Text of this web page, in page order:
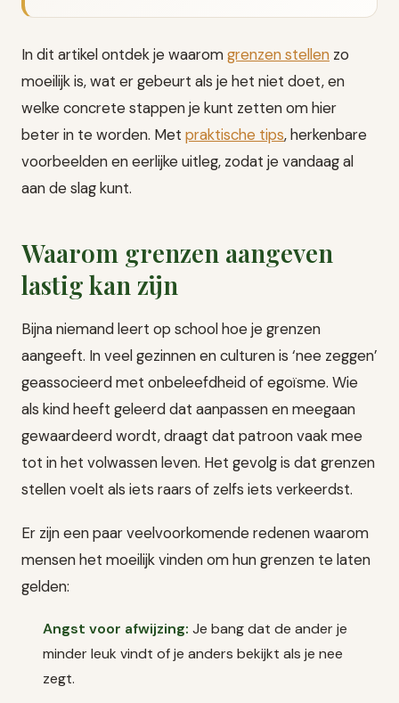
In dit artikel ontdek je waaromgrenzen stellen zo
moeilijk is, wat er gebeurt als je het niet doet, en
welke concrete stappen je kunt zetten om hier
beter in te worden. Met praktische tips, herkenbare
voorbeelden en eerlijke uitleg, zodat je vandaag al
aan de slag kunt.
Waarom grenzen aangeven
lastig kan zijn
Bijna niemand leert op school hoe je grenzen
aangeeft. In veel gezinnen en culturen is ‘nee zeggen’
geassocieerd met onbeleefdheid of egoïsme. Wie
als kind heeft geleerd dat aanpassen en meegaan
gewaardeerd wordt, draagt dat patroon vaak mee
tot in het volwassen leven. Het gevolg is dat grenzen
stellen voelt als iets raars of zelfs iets verkeerdst.
Er zijn een paar veelvoorkomende redenen waarom
mensen het moeilijk vinden om hun grenzen te laten
gelden:
Angst voor afwijzing: Je bang dat de ander je
minder leuk vindt of je anders bekijkt als je nee
zegt.